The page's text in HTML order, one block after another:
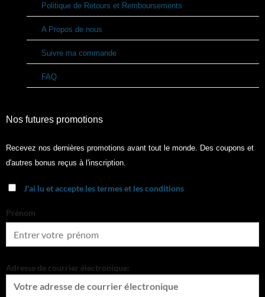
Politique de Retours et Remboursements
A Propos de nous
Suivre ma commande
FAQ
Nos futures promotions
Recevez nos dernières promotions avant tout le monde. Des coupons et
d'autres bonus reçus à l'inscription.
J'ai lu et accepte les termes et les conditions
Prénom
Adresse de courrier électronique: